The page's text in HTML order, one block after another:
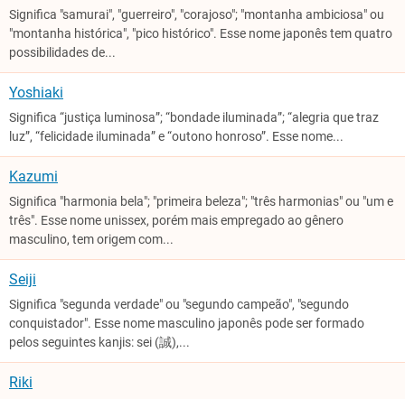
Significa "samurai", "guerreiro", "corajoso"; "montanha ambiciosa" ou
"montanha histórica", "pico histórico". Esse nome japonês tem quatro
possibilidades de...
Yoshiaki
Significa “justiça luminosa”; “bondade iluminada”; “alegria que traz
luz”, “felicidade iluminada” e “outono honroso”. Esse nome...
Kazumi
Significa "harmonia bela"; "primeira beleza"; "três harmonias" ou "um e
três". Esse nome unissex, porém mais empregado ao gênero
masculino, tem origem com...
Seiji
Significa "segunda verdade" ou "segundo campeão", "segundo
conquistador". Esse nome masculino japonês pode ser formado
pelos seguintes kanjis: sei (誠),...
Riki